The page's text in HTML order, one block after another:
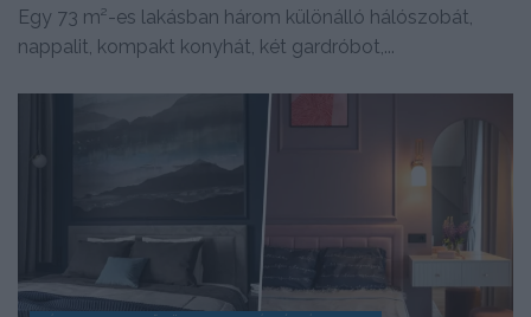
Egy 73 m²-es lakásban három különálló hálószobát,
nappalit, kompakt konyhát, két gardróbot,...